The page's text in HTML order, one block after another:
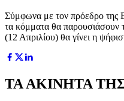
Σύμφωνα με τον πρόεδρο
τα κόμματα θα παρουσιάσουν
(12 Απριλίου) θα γίνει η
ΤΑ ΑΚΙΝΗΤΑ